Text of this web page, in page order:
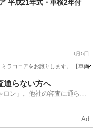
平成21年式・車検2年付
8月5日
ラココアをお譲りします。 【車両
ミラココア
通らない方へ
ロン」。他社の審査に通らな
Ad